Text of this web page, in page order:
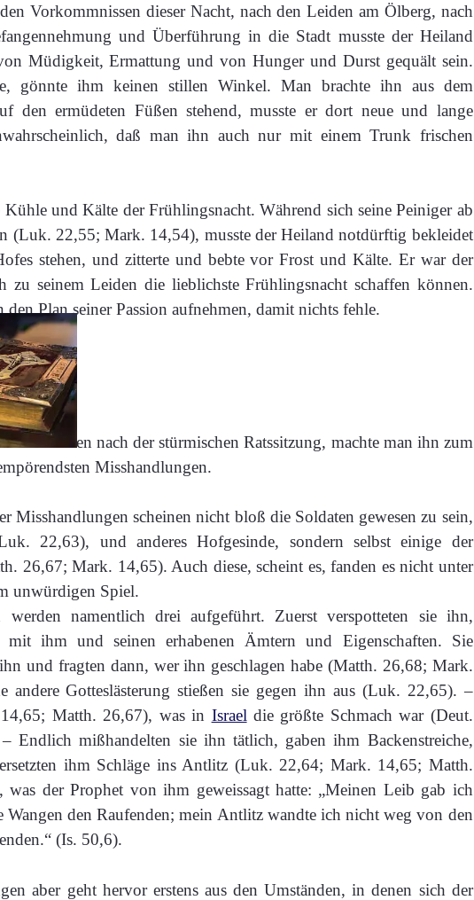
Vorkommnissen dieser Nacht, nach den Leiden am Ölberg, nach
und Überführung in die Stadt musste der Heiland
Müdigkeit, Ermattung und von Hunger und Durst gequält sein.
gönnte ihm keinen stillen Winkel. Man brachte ihn aus dem
den ermüdeten Füßen stehend, musste er dort neue und lange
daß man ihn auch nur mit einem Trunk frischen
und Kälte der Frühlingsnacht. Während sich seine Peiniger ab
(Luk. 22,55; Mark. 14,54), musste der Heiland notdürftig bekleidet
stehen, und zitterte und bebte vor Frost und Kälte. Er war der
zu seinem Leiden die lieblichste Frühlingsnacht schaffen können.
Plan seiner Passion aufnehmen, damit nichts fehle.
zu lassen nach der stürmischen Ratssitzung, machte man ihn zum
Misshandlungen.
Misshandlungen scheinen nicht bloß die Soldaten gewesen zu sein,
22,63), und anderes Hofgesinde, sondern selbst einige der
26,67; Mark. 14,65). Auch diese, scheint es, fanden es nicht unter
unwürdigen Spiel.
namentlich drei aufgeführt. Zuerst verspotteten sie ihn,
ihm und seinen erhabenen Ämtern und Eigenschaften. Sie
und fragten dann, wer ihn geschlagen habe (Matth. 26,68; Mark.
Gotteslästerung stießen sie gegen ihn aus (Luk. 22,65). –
Matth. 26,67), was in Israel die größte Schmach war (Deut.
Endlich mißhandelten sie ihn tätlich, gaben ihm Backenstreiche,
ihm Schläge ins Antlitz (Luk. 22,64; Mark. 14,65; Matth.
der Prophet von ihm geweissagt hatte: „Meinen Leib gab ich
Wangen den Raufenden; mein Antlitz wandte ich nicht weg von den
(Is. 50,6).
aber geht hervor erstens aus den Umständen, in denen sich der